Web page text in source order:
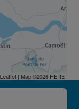
Leaflet| Map ©2026 HERE